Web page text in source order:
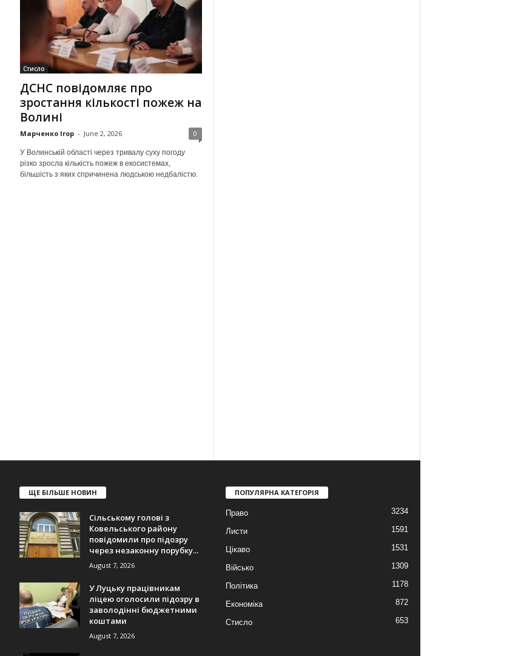
Стисло
ДСНС повідомляє про
зростання кількості пожеж на
Волині
Марченко Ігор - June 2, 2026 0
У Волинській області через тривалу суху погоду
різко зросла кількість пожеж в екосистемах,
більшість з яких спричинена людською недбалістю.
ЩЕ БІЛЬШЕ НОВИН
Сільському голові з
Ковельського району
повідомили про підозру
через незаконну порубку...
August 7, 2026
У Луцьку працівникам
ліцею оголосили підозру в
заволодінні бюджетними
коштами
August 7, 2026
ПОПУЛЯРНА КАТЕГОРІЯ
Право 3234
Листи 1591
Цікаво 1531
Військо 1309
Політика 1178
Економіка 872
Стисло 653